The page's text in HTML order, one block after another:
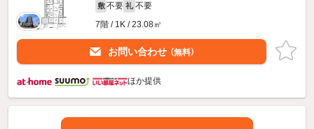
敷 不要 礼 不要
7階 / 1K / 23.08㎡
お問い合わせ （無料）
ほか提供